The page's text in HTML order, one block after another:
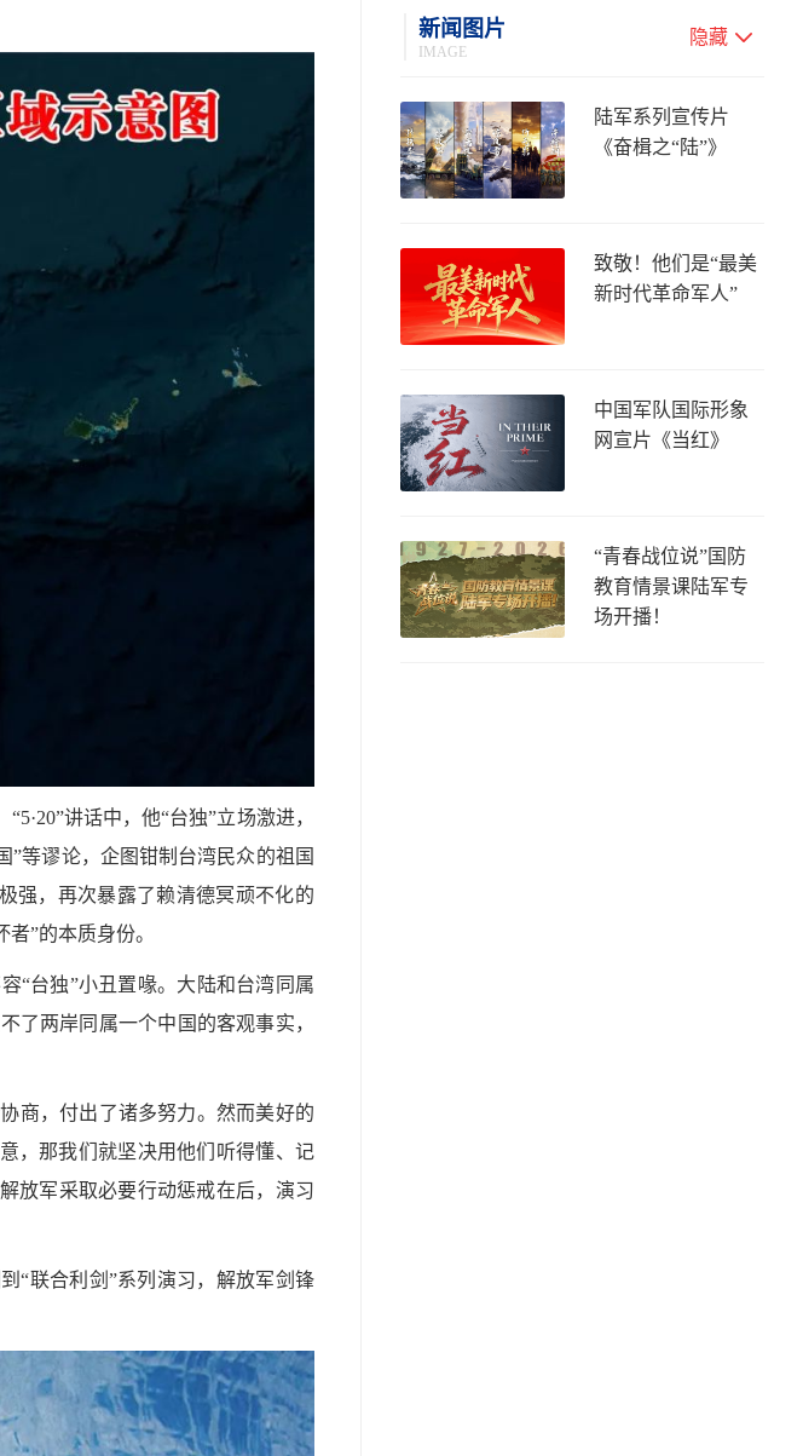
讲话中，他“台独”立场激进，
”等谬论，企图钳制台湾民众的祖国
强，再次暴露了赖清德冥顽不化的
”的本质身份。
“台独”小丑置喙。大陆和台湾同属
了两岸同属一个中国的客观事实，
商，付出了诸多努力。然而美好的
，那我们就坚决用他们听得懂、记
放军采取必要行动惩戒在后，演习
“联合利剑”系列演习，解放军剑锋
新闻图片
IMAGE
隐藏
陆军系列宣传片
《奋楫之“陆”》
致敬！他们是“最美
新时代革命军人”
中国军队国际形象
网宣片《当红》
“青春战位说”国防
教育情景课陆军专
场开播！